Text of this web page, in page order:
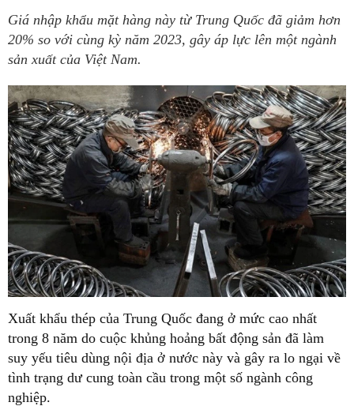
Giá nhập khẩu mặt hàng này từ Trung Quốc đã giảm hơn
20% so với cùng kỳ năm 2023, gây áp lực lên một ngành
sản xuất của Việt Nam.
Xuất khẩu thép của Trung Quốc đang ở mức cao nhất
trong 8 năm do cuộc khủng hoảng bất động sản đã làm
suy yếu tiêu dùng nội địa ở nước này và gây ra lo ngại về
tình trạng dư cung toàn cầu trong một số ngành công
nghiệp.